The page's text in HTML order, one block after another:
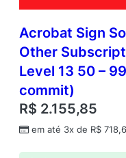
Acrobat Sign
Other
Level 13 50 –
commit)
R$ 2.155,85
em até 3x de R$